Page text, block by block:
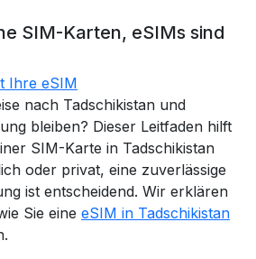
SIM-Karten, eSIMs sind
Ihre eSIM
nach Tadschikistan und
bleiben? Dieser Leitfaden hilft
SIM-Karte in Tadschikistan
oder privat, eine zuverlässige
ist entscheidend. Wir erklären
Sie eine eSIM in Tadschikistan